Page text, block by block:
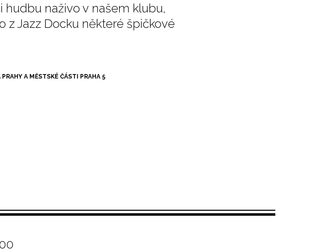
naživo v našem klubu,
z Jazz Docku některé špičkové
A MĚSTSKÉ ČÁSTI PRAHA 5